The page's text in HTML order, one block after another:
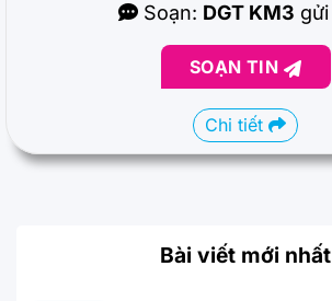
Soạn: DGT KM3 gửi
SOẠN TIN
Chi tiết
Bài viết mới nhất